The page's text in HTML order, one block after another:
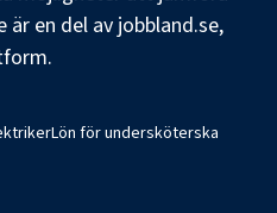
är en del av jobbland.se,
Lön för undersköterska